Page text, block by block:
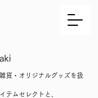
貨・オリジナルグッズを扱
テムセレクトと、